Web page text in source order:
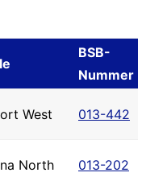
BSB-
Nummer
West 013-442
North 013-202